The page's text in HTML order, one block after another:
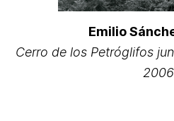
Emilio
Cerro de los Petróglifos
2006